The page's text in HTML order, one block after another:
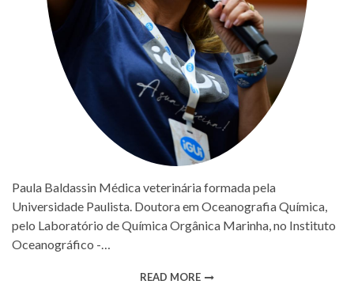
Paula Baldassin Médica veterinária formada pela
Universidade Paulista. Doutora em Oceanografia Química,
pelo Laboratório de Química Orgânica Marinha, no Instituto
Oceanográfico -…
READ MORE